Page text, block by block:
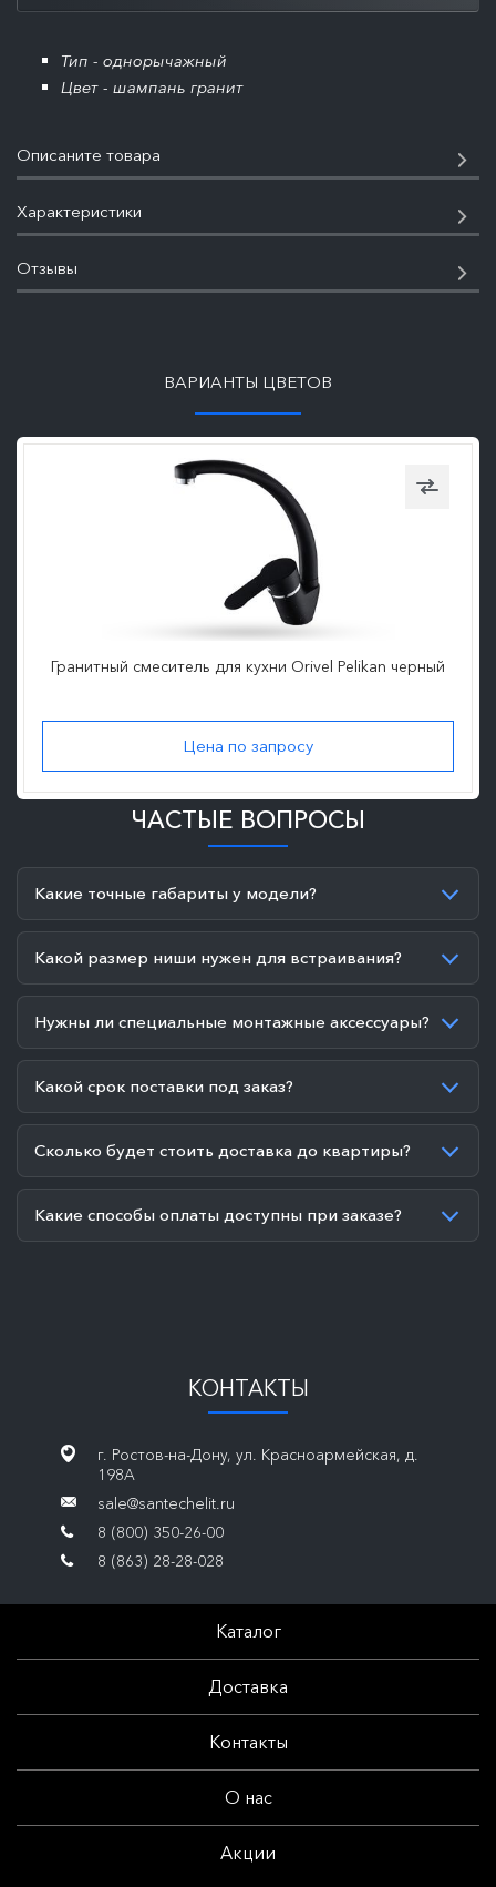
Тип - однорычажный
Цвет - шампань гранит
Описаните товара
Характеристики
Отзывы
ВАРИАНТЫ ЦВЕТОВ
Гранитный смеситель для кухни Orivel Pelikan черный
Цена по запросу
ЧАСТЫЕ ВОПРОСЫ
Какие точные габариты у модели?
Какой размер ниши нужен для встраивания?
Нужны ли специальные монтажные аксессуары?
Какой срок поставки под заказ?
Сколько будет стоить доставка до квартиры?
Какие способы оплаты доступны при заказе?
КОНТАКТЫ
г. Ростов-на-Дону, ул. Красноармейская, д.
198А
sale@santechelit.ru
8 (800) 350-26-00
8 (863) 28-28-028
Каталог
Доставка
Контакты
О нас
Акции